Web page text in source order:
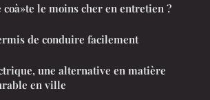
le moins cher en entretien ?
de conduire facilement
une alternative en matière
en ville